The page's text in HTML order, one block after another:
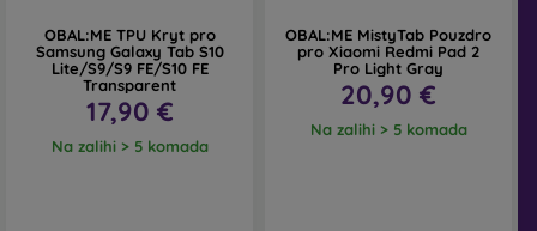
OBAL:ME TPU Kryt pro
Samsung Galaxy Tab S10
Lite/S9/S9 FE/S10 FE
Transparent
17,90 €
Na zalihi > 5 komada
OBAL:ME MistyTab Pouzdro
pro Xiaomi Redmi Pad 2
Pro Light Gray
20,90 €
Na zalihi > 5 komada